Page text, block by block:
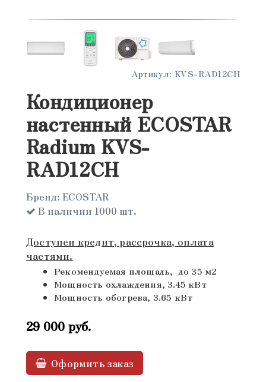
Артикул: KVS-RAD12CH
Кондиционер
настенный ECOSTAR
Radium KVS-
RAD12CH
Бренд: ECOSTAR
В наличии 1000 шт.
Доступен кредит, рассрочка, оплата
частями.
Рекомендуемая площадь, до 35 м2
Мощность охлаждения, 3.45 кВт
Мощность обогрева, 3.65 кВт
29 000 руб.
Оформить заказ